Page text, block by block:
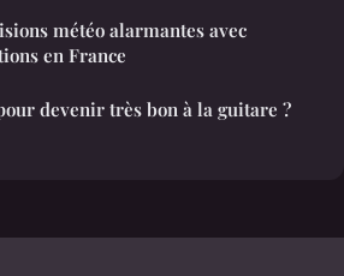
météo alarmantes avec
en France
devenir très bon à la guitare ?